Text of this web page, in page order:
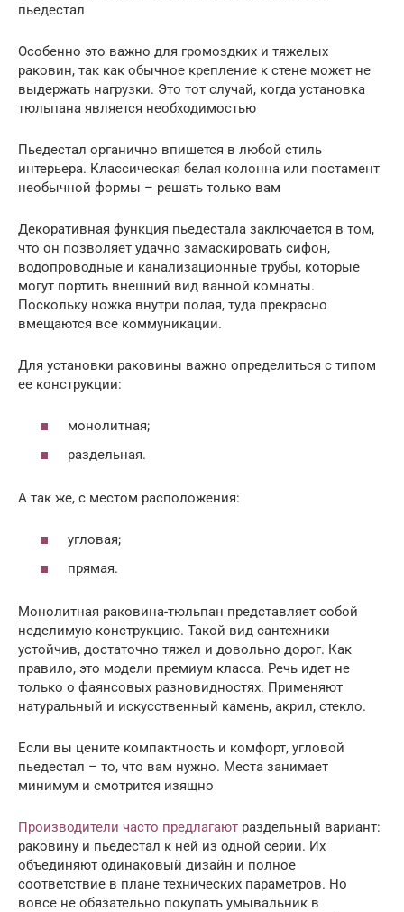
пьедестал
Особенно это важно для громоздких и тяжелых
раковин, так как обычное крепление к стене может не
выдержать нагрузки. Это тот случай, когда установка
тюльпана является необходимостью
Пьедестал органично впишется в любой стиль
интерьера. Классическая белая колонна или постамент
необычной формы – решать только вам
Декоративная функция пьедестала заключается в том,
что он позволяет удачно замаскировать сифон,
водопроводные и канализационные трубы, которые
могут портить внешний вид ванной комнаты.
Поскольку ножка внутри полая, туда прекрасно
вмещаются все коммуникации.
Для установки раковины важно определиться с типом
ее конструкции:
монолитная;
раздельная.
А так же, с местом расположения:
угловая;
прямая.
Монолитная раковина-тюльпан представляет собой
неделимую конструкцию. Такой вид сантехники
устойчив, достаточно тяжел и довольно дорог. Как
правило, это модели премиум класса. Речь идет не
только о фаянсовых разновидностях. Применяют
натуральный и искусственный камень, акрил, стекло.
Если вы цените компактность и комфорт, угловой
пьедестал – то, что вам нужно. Места занимает
минимум и смотрится изящно
Производители часто предлагают раздельный вариант:
раковину и пьедестал к ней из одной серии. Их
объединяют одинаковый дизайн и полное
соответствие в плане технических параметров. Но
вовсе не обязательно покупать умывальник в